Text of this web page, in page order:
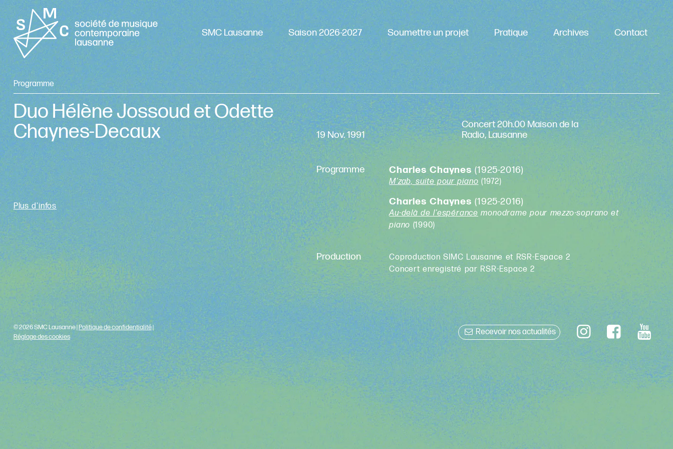
SMC Lausanne Saison 2026-2027 Soumettre un projet Pratique Archives Contact
Programme
Duo Hélène Jossoud et Odette
Chaynes-Decaux
19 Nov. 1991
Concert 20h.00 Maison de la
Radio, Lausanne
Plus d'infos
Programme Charles Chaynes(1925-2016)
M'zab, suite pour piano (1972)
Charles Chaynes(1925-2016)
Au-delà de l'espérance monodrame pour mezzo-soprano et
piano (1990)
Production
Coproduction SIMC Lausanne et RSR-Espace 2
Concert enregistré par RSR-Espace 2
Recevoir nos actualités
© 2026 SMC Lausanne |Politique de confidentialité|
Réglage des cookies